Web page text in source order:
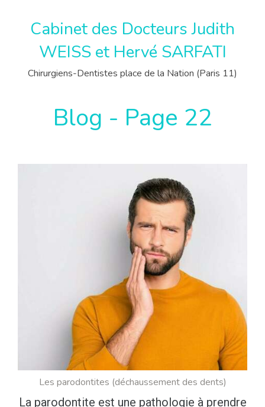
Cabinet des Docteurs Judith
WEISS et Hervé SARFATI
Chirurgiens-Dentistes place de la Nation (Paris 11)
Blog - Page 22
Les parodontites (déchaussement des dents)
La parodontite est une pathologie à prendre